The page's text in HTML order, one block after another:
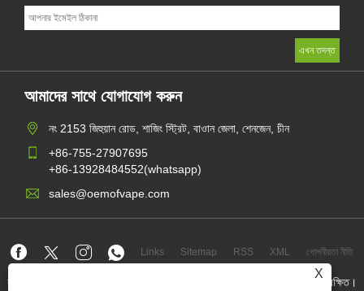
X
আমাদের সাথে যোগাযোগ করুন
নং 2153 জিহুয়ান রোড, শাজিং স্ট্রিট, বাওান জেলা, শেনজেন, চীন
+86-755-27907695
+86-13928484552(whatsapp)
sales@oemofvape.com
Links Sitemap RSS XML গোপনীয়তা নীতি
কপিরাইট © 2022 অ্যাপলাস প্রিসিশন টেকনোলজি কোং, লিমিটেড। সমস্ত অধিকার সংরক্ষিত।